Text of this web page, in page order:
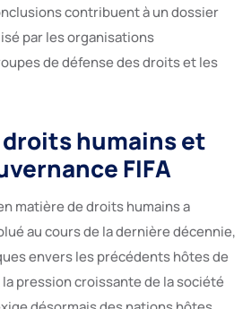
contribuent à un dossier
par les organisations
de défense des droits et les
droits humains et
FIFA
matière de droits humains a
au cours de la dernière décennie,
envers les précédents hôtes de
pression croissante de la société